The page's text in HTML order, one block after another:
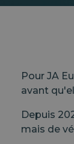
Pour JA
avant
Depuis
mais de